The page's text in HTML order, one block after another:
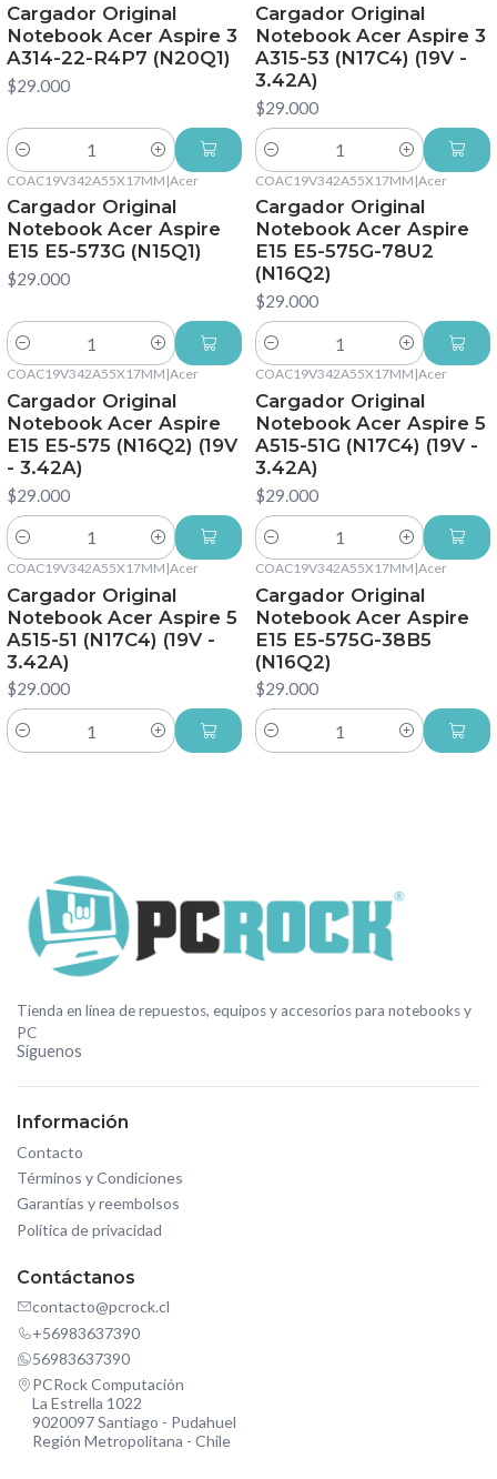
Cargador Original
Notebook Acer Aspire 3
A314-22-R4P7 (N20Q1)
$29.000
Cantidad
Cargador Original
Notebook Acer Aspire 3
A315-53 (N17C4) (19V -
3.42A)
$29.000
Cantidad
COAC19V342A55X17MM |Acer
Cargador Original
Notebook Acer Aspire
E15 E5-573G (N15Q1)
$29.000
Cantidad
COAC19V342A55X17MM |Acer
Cargador Original
Notebook Acer Aspire
E15 E5-575G-78U2
(N16Q2)
$29.000
Cantidad
COAC19V342A55X17MM |Acer
Cargador Original
Notebook Acer Aspire
E15 E5-575 (N16Q2) (19V
- 3.42A)
$29.000
Cantidad
COAC19V342A55X17MM |Acer
Cargador Original
Notebook Acer Aspire 5
A515-51G (N17C4) (19V -
3.42A)
$29.000
Cantidad
COAC19V342A55X17MM |Acer
Cargador Original
Notebook Acer Aspire 5
A515-51 (N17C4) (19V -
3.42A)
$29.000
Cantidad
COAC19V342A55X17MM |Acer
Cargador Original
Notebook Acer Aspire
E15 E5-575G-38B5
(N16Q2)
$29.000
Cantidad
Tienda en línea de repuestos, equipos y accesorios para notebooks y
PC
Síguenos
Información
Contacto
Términos y Condiciones
Garantías y reembolsos
Política de privacidad
Contáctanos
contacto@pcrock.cl
+56983637390
56983637390
PCRock Computación
La Estrella 1022
9020097 Santiago - Pudahuel
Región Metropolitana - Chile